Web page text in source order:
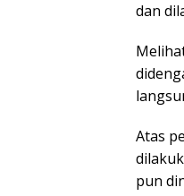
dan
Atas
pun